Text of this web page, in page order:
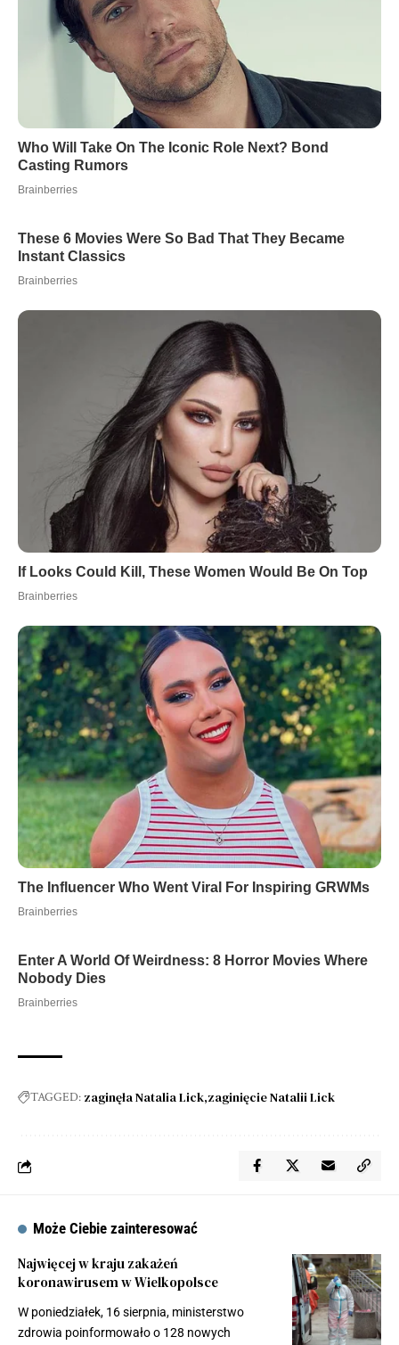
TAGGED: zaginęła Natalia Lick zaginięcie Natalii Lick
Może Ciebie zainteresować
Najwięcej w kraju zakażeń
koronawirusem w Wielkopolsce
W poniedziałek, 16 sierpnia, ministerstwo
zdrowia poinformowało o 128 nowych